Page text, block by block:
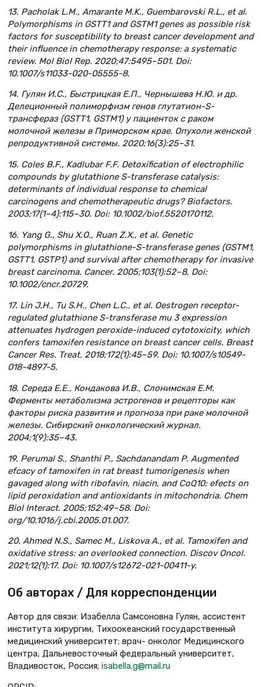
13. Pacholak L.M., Amarante M.K., Guembarovski R.L., et al.
Polymorphisms in GSTT1 and GSTM1 genes as possible risk
factors for susceptibility to breast cancer development and
their influence in chemotherapy response: a systematic
review. Mol Biol Rep. 2020;47:5495–501. Doi:
10.1007/s11033-020-05555-8.
14. Гулян И.С., Быстрицкая Е.П., Чернышева Н.Ю. и др.
Делеционный полиморфизм генов глутатион-S-
трансфераз (GSTT1, GSTM1) у пациенток с раком
молочной железы в Приморском крае. Опухоли женской
репродуктивной системы. 2020;16(3):25–31.
15. Coles B.F., Kadlubar F.F. Detoxification of electrophilic
compounds by glutathione S-transferase catalysis:
determinants of individual response to chemical
carcinogens and chemotherapeutic drugs? Biofactors.
2003;17(1–4):115–30. Doi: 10.1002/biof.5520170112.
16. Yang G., Shu X.O., Ruan Z.X., et al. Genetic
polymorphisms in glutathione-S-transferase genes (GSTM1,
GSTT1, GSTP1) and survival after chemotherapy for invasive
breast carcinoma. Cancer. 2005;103(1):52–8. Doi:
10.1002/cncr.20729.
17. Lin J.H., Tu S.H., Chen L.C., et al. Oestrogen receptor-
regulated glutathione S-transferase mu 3 expression
attenuates hydrogen peroxide-induced cytotoxicity, which
confers tamoxifen resistance on breast cancer cells. Breast
Cancer Res. Treat. 2018;172(1):45–59. Doi: 10.1007/s10549-
018-4897-5.
18. Середа Е.Е., Кондакова И.В., Слонимская Е.М.
Ферменты метаболизма эстрогенов и рецепторы как
факторы риска развития и прогноза при раке молочной
железы. Сибирский онкологический журнал.
2004;1(9):35–43.
19. Perumal S., Shanthi P., Sachdanandam P. Augmented
efcacy of tamoxifen in rat breast tumorigenesis when
gavaged along with ribofavin, niacin, and CoQ10: efects on
lipid peroxidation and antioxidants in mitochondria. Chem
Biol Interact. 2005;152:49–58. Doi:
org/10.1016/j.cbi.2005.01.007.
20. Ahmed N.S., Samec M., Liskova A., et al. Tamoxifen and
oxidative stress: an overlooked connection. Discov Oncol.
2021;12(1):17. Doi: 10.1007/s12672-021-00411-y.
Об авторах / Для корреспонденции
Автор для связи: Изабелла Самсоновна Гулян, ассистент
института хирургии, Тихоокеанский государственный
медицинский университет; врач- онколог Медицинского
центра, Дальневосточный федеральный университет,
Владивосток, Россия; isabella.g@mail.ru